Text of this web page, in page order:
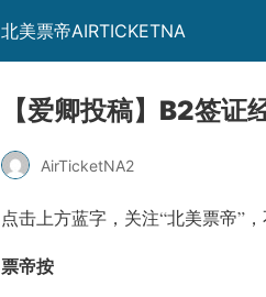
北美票帝AIRTICKETNA
【爱卿投稿】B2签证
AirTicketNA2
点击上方蓝字，关注“北美票帝”
票帝按